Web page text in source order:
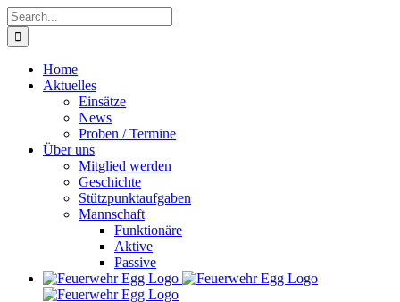
Skip
to
content
Search
for:
Home
Aktuelles
Einsätze
News
Proben / Termine
Über uns
Mitglied werden
Geschichte
Stützpunktaufgaben
Mannschaft
Funktionäre
Aktive
Passive